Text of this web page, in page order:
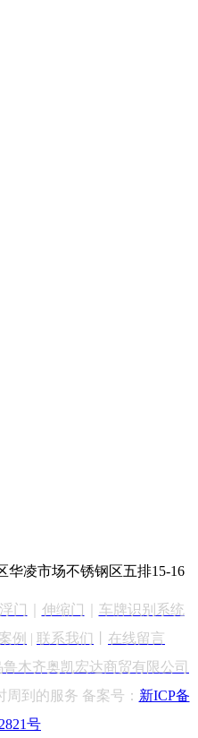
华凌市场不锈钢区五排15-16
门 伸缩门 车牌识别 系统
例 | 联系我们
在线留言
鲁木齐奥凯宏达商贸有限公司
到的服务 备案号： 新ICP备
号